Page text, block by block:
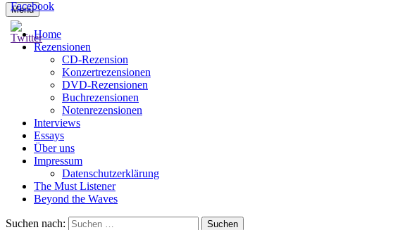
Menü
Home
Rezensionen
CD-Rezension
Konzertrezensionen
DVD-Rezensionen
Buchrezensionen
Notenrezensionen
Interviews
Essays
Über uns
Impressum
Datenschutzerklärung
The Must Listener
Beyond the Waves
Suchen nach: